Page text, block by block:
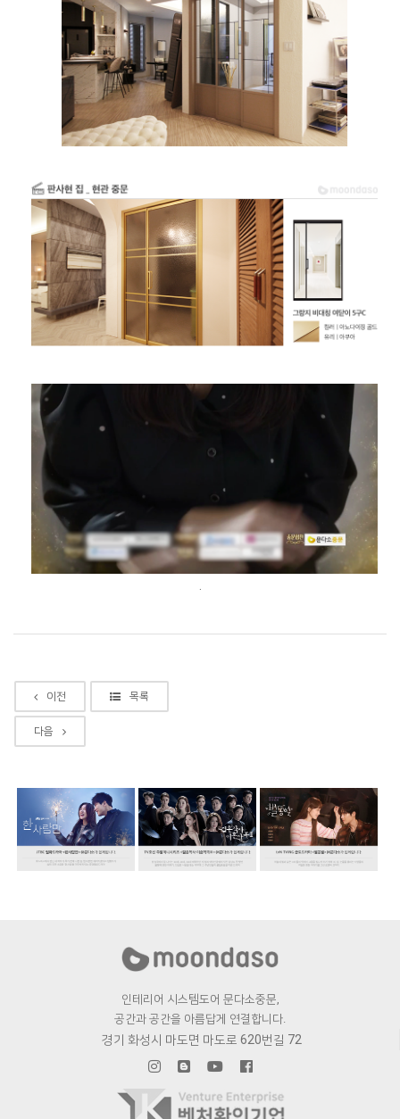
.
이전 목록
다음
인테리어 시스템도어 문다소중문,
공간과 공간을 아름답게 연결합니다.
경기 화성시 마도면 마도로 620번길 72